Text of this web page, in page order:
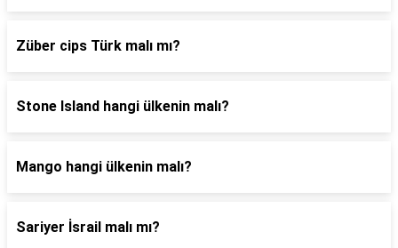
Züber cips Türk malı mı?
Stone Island hangi ülkenin malı?
Mango hangi ülkenin malı?
Sariyer İsrail malı mı?